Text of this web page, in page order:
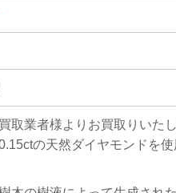
取業者様よりお買取りいたし
の天然ダイヤモンドを